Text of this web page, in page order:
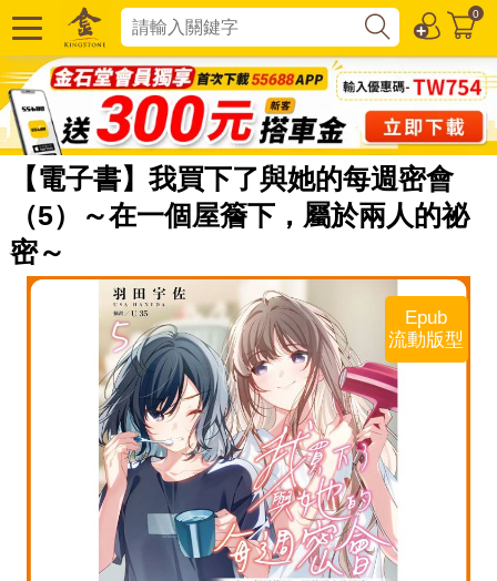
0
【電子書】我買下了與她的每週密會
（5）～在一個屋簷下，屬於兩人的祕
密～
Epub
流動版型